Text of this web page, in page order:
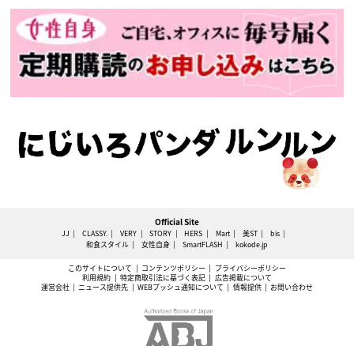
Official Site
JJ CLASSY. VERY STORY HERS Mart 美ST
bis
和食スタイル
女性自身 SmartFLASH kokode.jp
このサイトについて コンテンツポリシー
プライバシーポリシー
利用規約
特定商取引法に基づく表記
広告掲載について
運営会社
ニュース提供先 WEBプッシュ通知について 情報提供 お問い合わせ